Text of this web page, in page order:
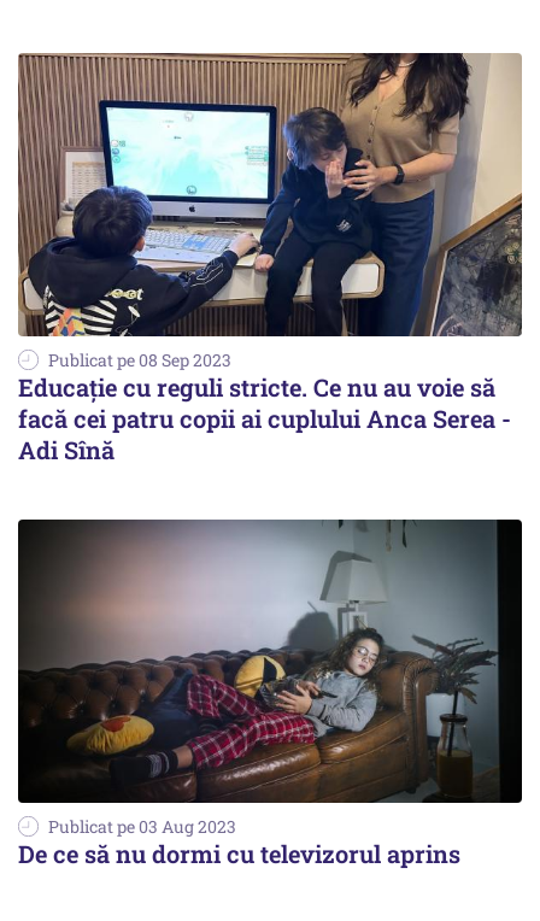
Publicat pe 08 Sep 2023
Educaţie cu reguli stricte. Ce nu au voie să
facă cei patru copii ai cuplului Anca Serea -
Adi Sînă
Publicat pe 03 Aug 2023
De ce să nu dormi cu televizorul aprins